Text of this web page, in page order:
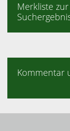
Merkliste
Kommentar